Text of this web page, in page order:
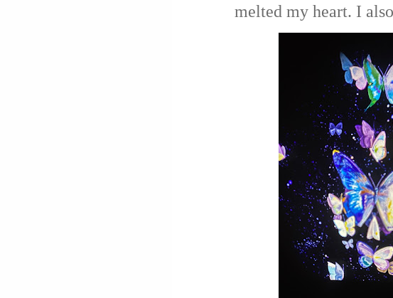
melted my heart. I